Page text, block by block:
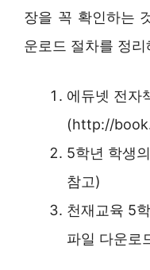
장을 꼭 확인하는
운로드 절차를 정
에듀넷 전자
(http://
5학년 학생
참고)
천재교육 5
파일 다운로